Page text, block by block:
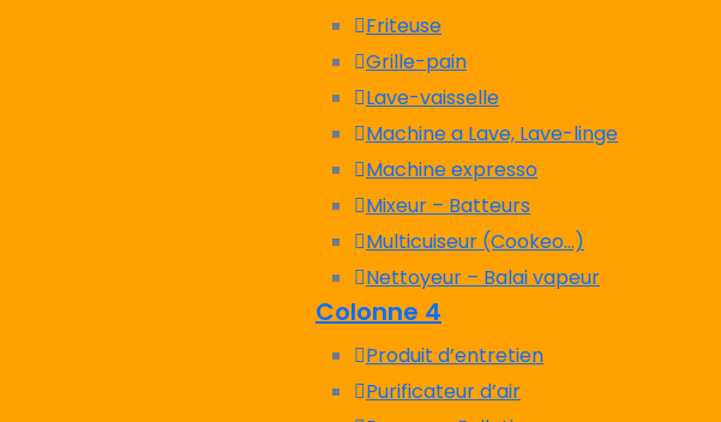
Friteuse
Grille-pain
Lave-vaisselle
Machine a Lave, Lave-linge
Machine expresso
Mixeur – Batteurs
Multicuiseur (Cookeo…)
Nettoyeur – Balai vapeur
Colonne 4
Produit d’entretien
Purificateur d’air